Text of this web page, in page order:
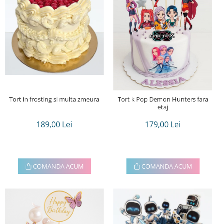
Tort in frosting si multa zmeura
189,00 Lei
COMANDA ACUM
Tort k Pop Demon Hunters fara
etaj
179,00 Lei
COMANDA ACUM